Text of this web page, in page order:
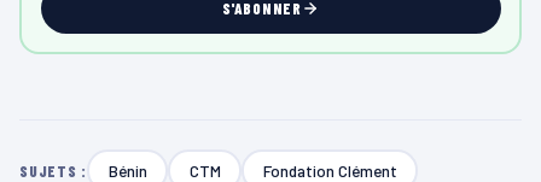
S'ABONNER
SUJETS : Bénin CTM Fondation Clément